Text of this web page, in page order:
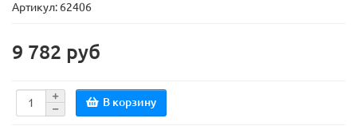
Артикул: 62406
9 782 руб
В корзину